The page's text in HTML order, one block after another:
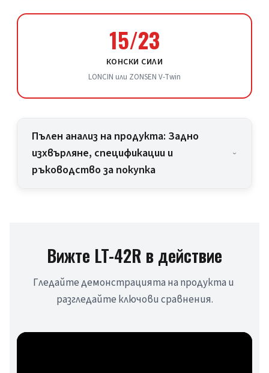
15/23
КОНСКИ СИЛИ
LONCIN или ZONSEN V-Twin
Пълен анализ на продукта: Задно
изхвърляне, спецификации и
ръководство за покупка
Вижте LT-42R в действие
Гледайте демонстрацията на продукта и
разгледайте ключови сравнения.